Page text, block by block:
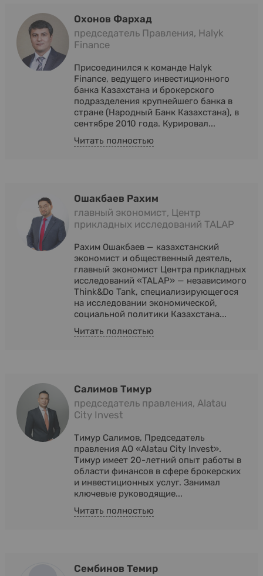
Охонов Фархад
председатель Правления, Halyk
Finance
Присоединился к команде Halyk
Finance, ведущего инвестиционного
банка Казахстана и брокерского
подразделения крупнейшего банка в
стране (Народный Банк Казахстана), в
сентябре 2010 года. Курировал...
Читать полностью
Ошакбаев Рахим
главный экономист, Центр
прикладных исследований TALAP
Рахим Ошакбаев — казахстанский
экономист и общественный деятель,
главный экономист Центра прикладных
исследований «TALAP» — независимого
Think&Do Tank, специализирующегося
на исследовании экономической,
социальной политики Казахстана...
Читать полностью
Салимов Тимур
председатель правления, Alatau
City Invest
Тимур Салимов, Председатель
правления АО «Alatau City Invest».
Тимур имеет 20-летний опыт работы в
области финансов в сфере брокерских
и инвестиционных услуг. Занимал
ключевые руководящие...
Читать полностью
Сембинов Темир